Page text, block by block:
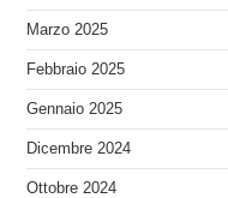
Marzo 2025
Febbraio 2025
Gennaio 2025
Dicembre 2024
Ottobre 2024